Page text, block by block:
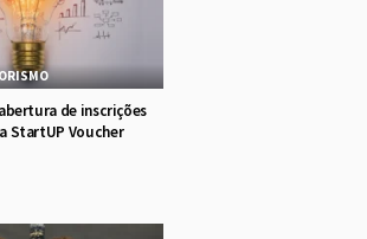
de inscrições
StartUP Voucher